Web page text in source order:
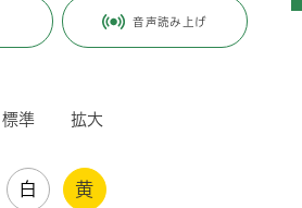
音声読み上げ
標準 拡大
白 黄
更新日付：2025年11月19日 / ページ番号：C122834